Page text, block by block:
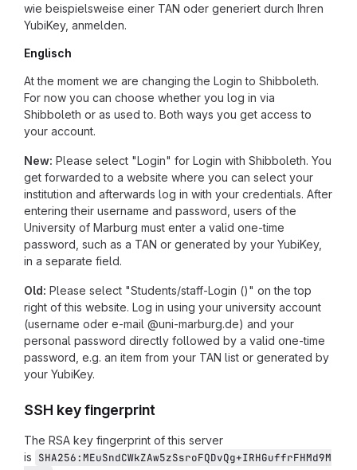
wie beispielsweise einer TAN oder generiert durch Ihren
YubiKey, anmelden.
Englisch
At the moment we are changing the Login to Shibboleth.
For now you can choose whether you log in via
Shibboleth or as used to. Both ways you get access to
your account.
New: Please select "Login" for Login with Shibboleth. You
get forwarded to a website where you can select your
institution and afterwards log in with your credentials. After
entering their username and password, users of the
University of Marburg must enter a valid one-time
password, such as a TAN or generated by your YubiKey,
in a separate field.
Old: Please select "Students/staff-Login ()" on the top
right of this website. Log in using your university account
(username oder e-mail @uni-marburg.de) and your
personal password directly followed by a valid one-time
password, e.g. an item from your TAN list or generated by
your YubiKey.
SSH key fingerprint
The RSA key fingerprint of this server
is SHA256:MEuSndCWkZAw5zSsroFQDvQg+IRHGuffrFHMd9M